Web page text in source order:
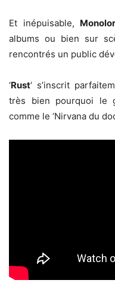
Et inépuisable,
albums ou bien sur
rencontrés un public
‘Rust‘ s’inscrit
très bien pourquoi le
comme le ‘Nirvana du